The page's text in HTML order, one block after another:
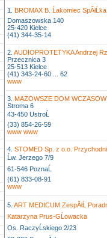
1. BROMAX B. Ĺakomiec
Domaszowska 140
25-420 Kielce
(41) 344-35-14
2. AUDIOPROTETYKA Andrzej
Przecznica 3
25-513 Kielce
(41) 343-24-60 ... 62
www
3. MAZOWSZE DOM
Stroma 6
43-450 UstroĹ
(33) 854-26-59
www www
4. STOMED Sp. z o.o.
Ĺw. Jerzego 7/9
61-546 PoznaĹ
(61) 833-08-91
www
5. ART MEDICUM ZespĂłĹ
Katarzyna Prus-GĹowacka
Os. RaczyĹskiego 2/23